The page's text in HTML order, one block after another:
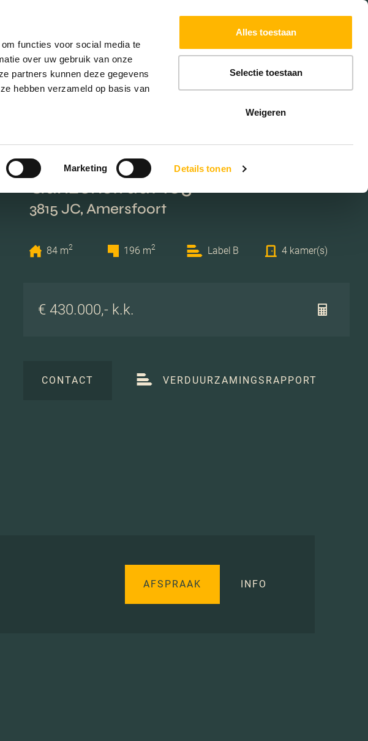
functies voor social media te
over uw gebruik van onze
partners kunnen deze gegevens
hebben verzameld op basis van
Marketing Details tonen
Alles toestaan
Selectie toestaan
Weigeren
EXTRA DIENSTEN
Ganzenstraat 105
3815 JC, Amersfoort
84 m2 196 m2 Label B 4 kamer(s)
€ 430.000,- k.k.
CONTACT VERDUURZAMINGSRAPPORT
AFSPRAAK INFO